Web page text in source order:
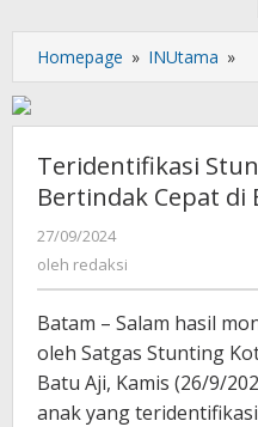
Homepage » INUtama »
di
Teridentifikasi
Bertindak Cepat di
27/09/2024
redaksi
oleh redaksi
Batam – Salam hasil
oleh Satgas Stunting
Batu Aji, Kamis (26/9/
anak yang